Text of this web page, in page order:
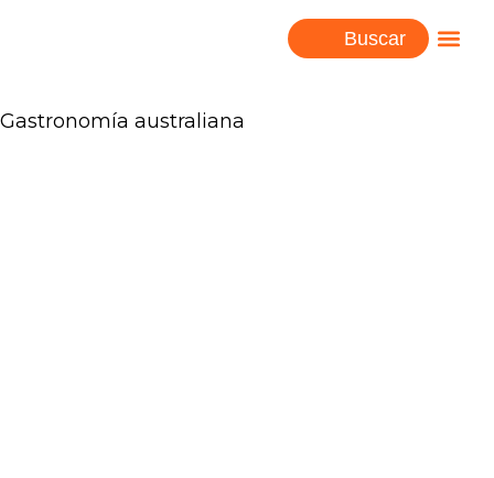
Buscar
Gastronomía australiana